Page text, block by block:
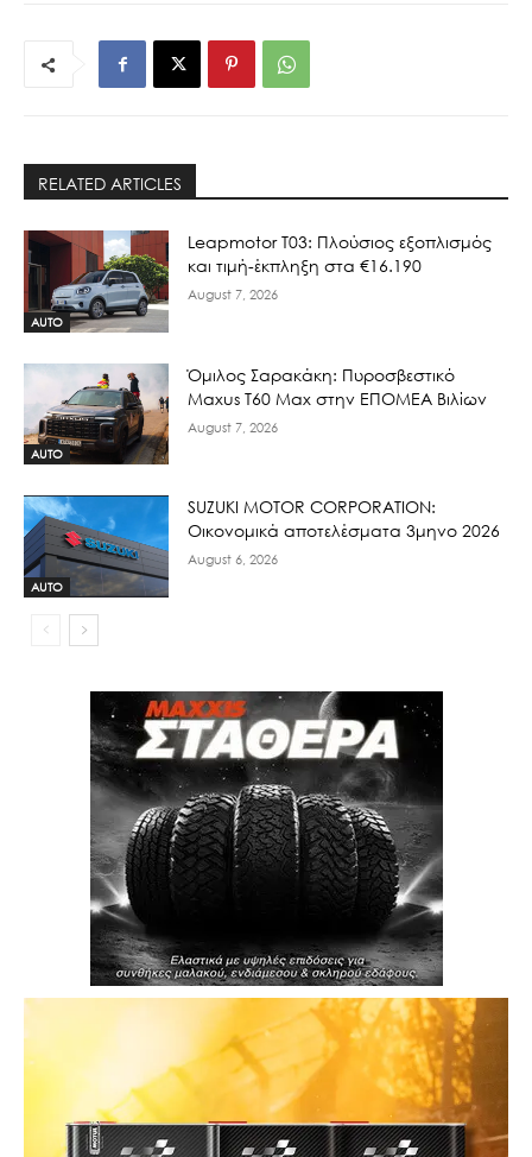
RELATED ARTICLES
AUTO
Leapmotor T03: Πλούσιος εξοπλισμός
και τιμή-έκπληξη στα €16.190
August 7, 2026
AUTO
Όμιλος Σαρακάκη: Πυροσβεστικό
Maxus T60 Max στην ΕΠΟΜΕΑ Βιλίων
August 7, 2026
AUTO
SUZUKI MOTOR CORPORATION:
Οικονομικά αποτελέσματα 3μηνο 2026
August 6, 2026